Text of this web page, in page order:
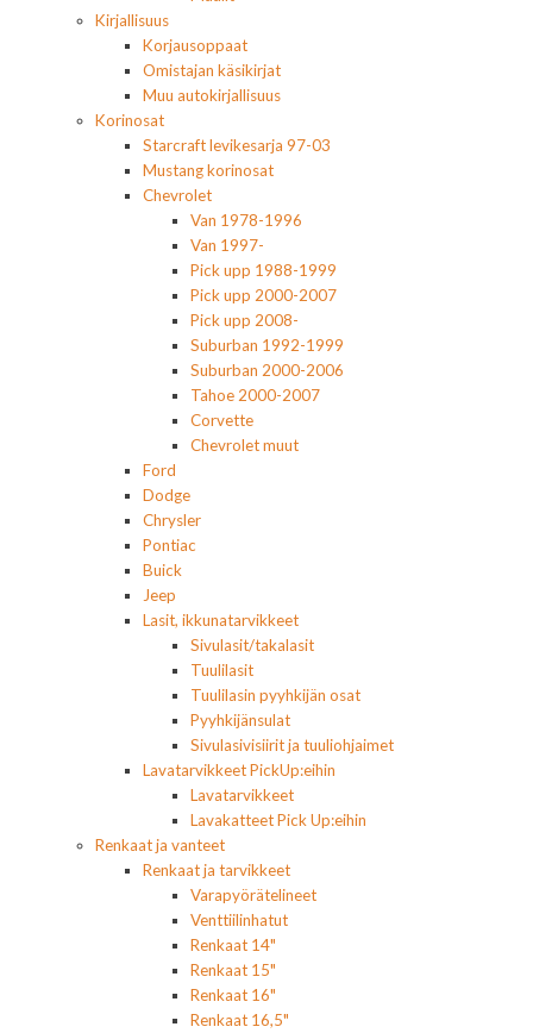
Kirjallisuus
Korjausoppaat
Omistajan käsikirjat
Muu autokirjallisuus
Korinosat
Starcraft levikesarja 97-03
Mustang korinosat
Chevrolet
Van 1978-1996
Van 1997-
Pick upp 1988-1999
Pick upp 2000-2007
Pick upp 2008-
Suburban 1992-1999
Suburban 2000-2006
Tahoe 2000-2007
Corvette
Chevrolet muut
Ford
Dodge
Chrysler
Pontiac
Buick
Jeep
Lasit, ikkunatarvikkeet
Sivulasit/takalasit
Tuulilasit
Tuulilasin pyyhkijän osat
Pyyhkijänsulat
Sivulasivisiirit ja tuuliohjaimet
Lavatarvikkeet PickUp:eihin
Lavatarvikkeet
Lavakatteet Pick Up:eihin
Renkaat ja vanteet
Renkaat ja tarvikkeet
Varapyörätelineet
Venttiilinhatut
Renkaat 14"
Renkaat 15"
Renkaat 16"
Renkaat 16,5"